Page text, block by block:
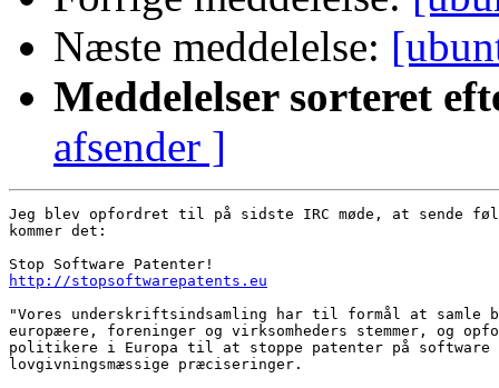
Næste meddelelse:
Meddelelser sorteret
afsender ]
Jeg blev opfordret til på sidste IRC møde, at sende
kommer det:
http://stopsoftwarepatents.eu
"Vores underskriftsindsamling har til formål at samle
europæere, foreninger og virksomheders stemmer, og
politikere i Europa til at stoppe patenter på software
lovgivningsmæssige præciseringer.